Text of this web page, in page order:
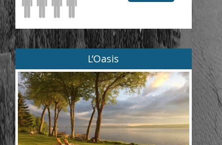
L’Oasis